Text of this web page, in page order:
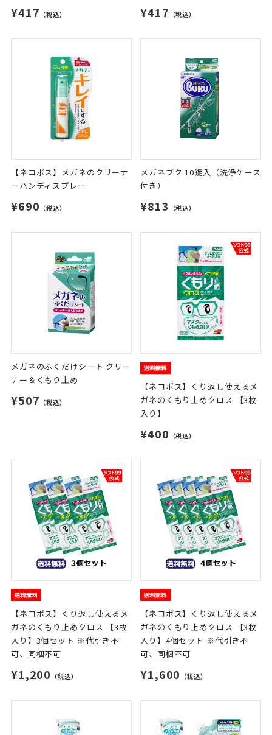
¥417 （税込） ¥417 （税込）
【ネコポス】メガネのクリーナ
ーハンディスプレー
¥690 （税込）
メガネブク 10錠入（洗浄ケース
付き）
¥813 （税込）
メガネのふくだけシート クリー
ナー＆くもり止め
¥507 （税込）
【ネコポス】くり返し使えるメ
ガネのくもり止めクロス 【3枚
入り】
¥400 （税込）
【ネコポス】くり返し使えるメ
ガネのくもり止めクロス 【3枚
入り】3個セット ※代引き不
可、同梱不可
¥1,200 （税込）
【ネコポス】くり返し使えるメ
ガネのくもり止めクロス 【3枚
入り】4個セット ※代引き不
可、同梱不可
¥1,600 （税込）